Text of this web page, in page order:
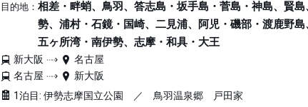
目的地： 相差・畔蛸、鳥羽、答志島・坂手島・菅島・神島、賢
勢、浦村・石鏡・国崎、二見浦、阿児・磯部・渡鹿野島
五ヶ所湾・南伊勢、志摩・和具・大王
新大阪
名古屋
名古屋
新大阪
1泊目: 伊勢志摩国立公園 ／ 鳥羽温泉郷 戸田家